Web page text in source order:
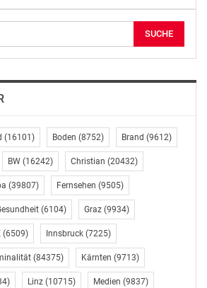
Kampagnen. Auch die aktuelle
hit doppelt von 9–5″ mit
Stars, die meiste Musik.
außergewöhnliche Zeit voller
und großartiger Teamarbeit.
mit der kronehit
Marke zu formen, die in ihrer
im österreichischen
ist. Nachdem das
und personell hervorragend
der richtige Moment gekommen,
Herausforderung anzunehmen.“_
(16101) Boden (8752) Brand (9612)
BW (16242) Christian (20432)
(39807) Fernsehen (9505)
(6104) Graz (9934)
(6509) Innsbruck (7225)
(84375) Kärnten (9713)
Linz (10715) Medien (9837)